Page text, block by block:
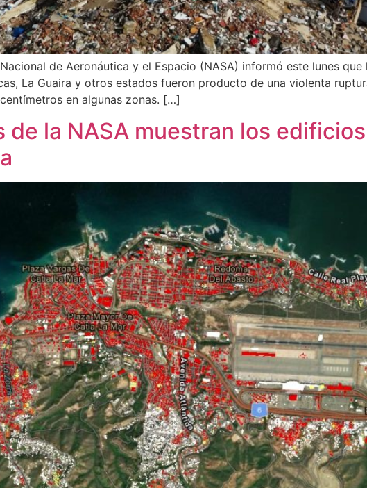
de Aeronáutica y el Espacio (NASA) informó este lunes
La Guaira y otros estados fueron producto de una violenta
en algunas zonas. […]
de la NASA muestran los